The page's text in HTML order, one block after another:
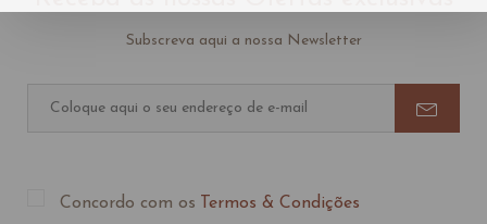
Subscreva aqui a nossa Newsletter
Concordo com os Termos & Condições